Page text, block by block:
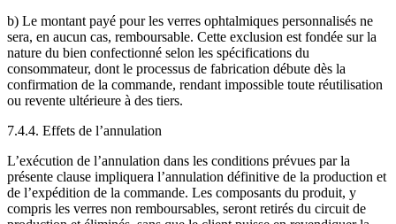
b) Le montant payé pour les verres ophtalmiques personnalisés ne
sera, en aucun cas, remboursable. Cette exclusion est fondée sur la
nature du bien confectionné selon les spécifications du
consommateur, dont le processus de fabrication débute dès la
confirmation de la commande, rendant impossible toute réutilisation
ou revente ultérieure à des tiers.
7.4.4. Effets de l’annulation
L’exécution de l’annulation dans les conditions prévues par la
présente clause impliquera l’annulation définitive de la production et
de l’expédition de la commande. Les composants du produit, y
compris les verres non remboursables, seront retirés du circuit de